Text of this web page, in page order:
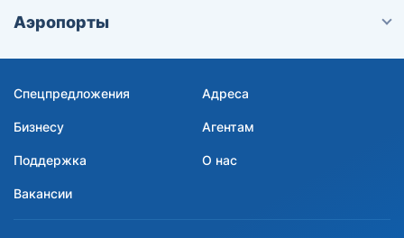
Аэропорты
Спецпредложения Адреса
Бизнесу Агентам
Поддержка О нас
Вакансии